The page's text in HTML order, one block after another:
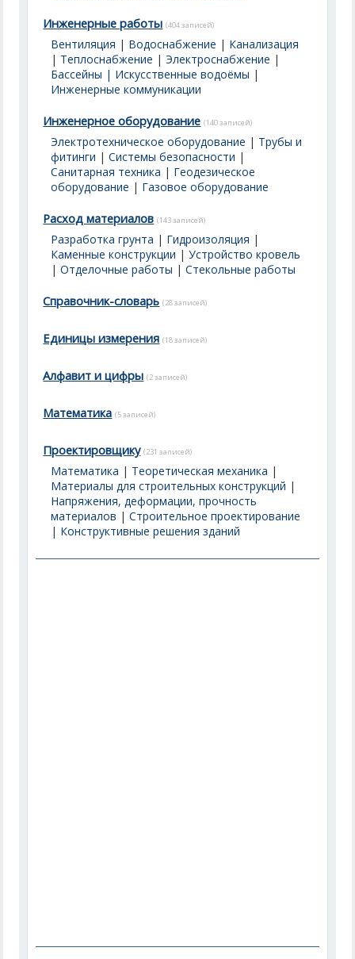
Инженерные работы (404 записей)
Вентиляция | Водоснабжение | Канализация
| Теплоснабжение |Электроснабжение |
Бассейны | Искусственные водоёмы |
Инженерные коммуникации
Инженерное оборудование (140 записей)
Электротехническое оборудование | Трубы и
фитинги |Системы безопасности |
Санитарная техника | Геодезическое
оборудование | Газовое оборудование
Расход материалов (143 записей)
Разработка грунта | Гидроизоляция |
Каменные конструкции |Устройство кровель
|Отделочные работы |Стекольные работы
Справочник-словарь (28 записей)
Единицы измерения (18 записей)
Алфавит и цифры (2 записей)
Математика (5 записей)
Проектировщику (231 записей)
Математика | Теоретическая механика |
Материалы для строительных конструкций |
Напряжения, деформации, прочность
материалов |Строительное проектирование
| Конструктивные решения зданий